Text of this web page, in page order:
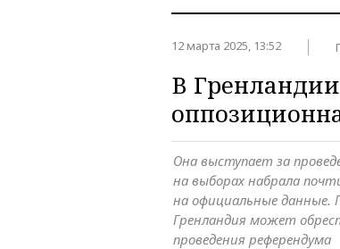
12 марта 2025, 13:52
В
Она выступает за
на выборах набрала
на официальные данные.
Гренландия может
проведения референдума